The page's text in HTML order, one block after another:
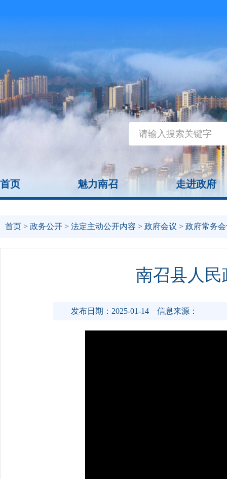
首页 魅力南召 走进政府
首页 > 政务公开 > 法定主动公开内容 > 政府会议 > 政府常务
南召县人民
发布日期：2025-01-14 信息来源：